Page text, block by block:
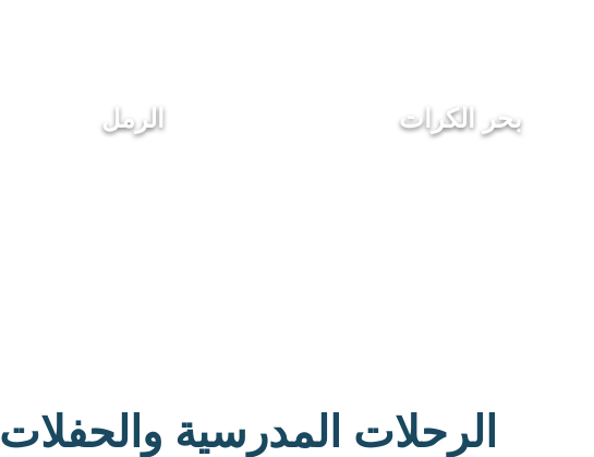
الرمل بحر الكرات
الرحلات المدرسية والحفلات